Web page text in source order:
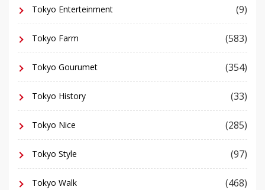
Tokyo Enterteinment (9)
Tokyo Farm (583)
Tokyo Gourumet (354)
Tokyo History (33)
Tokyo Nice (285)
Tokyo Style (97)
Tokyo Walk (468)